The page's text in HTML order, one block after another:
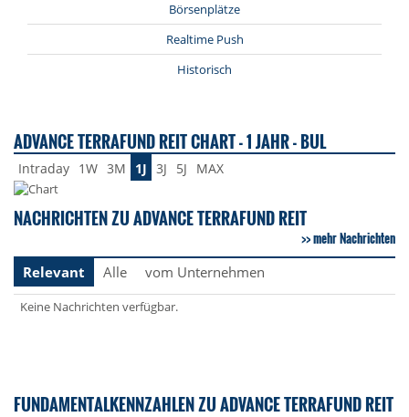
Börsenplätze
Realtime Push
Historisch
ADVANCE TERRAFUND REIT CHART - 1 JAHR - BUL
Intraday 1W 3M 1J 3J 5J MAX
NACHRICHTEN ZU ADVANCE TERRAFUND REIT
mehr Nachrichten
Relevant
Alle vom Unternehmen
Keine Nachrichten verfügbar.
FUNDAMENTALKENNZAHLEN ZU ADVANCE TERRAFUND REIT